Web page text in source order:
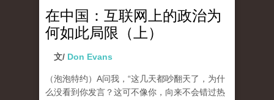
在中国：互联网上的政治为
何如此局限（上）
文/ Don Evans
（泡泡特约） A问我，“这几天都吵翻天了，为什
么没看到你发言？这可不像你，向来不会错过热